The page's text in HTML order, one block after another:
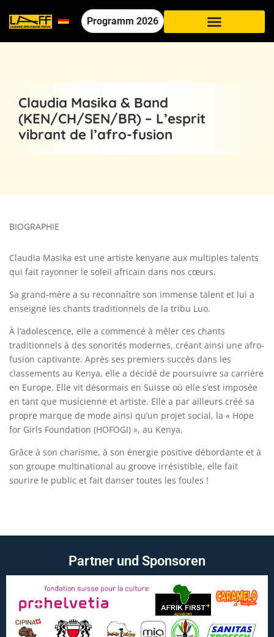
Programm 2026
Claudia Masika & Band
(KEN/CH/SEN/BR) – L’esprit
vibrant de l’afro-fusion
BIOGRAPHIE
Claudia Masika est une artiste kenyane aux multiples talents
qui fait rayonner le soleil africain dans nos cœurs.
Sa grand-mère a su reconnaître son immense talent et lui a
enseigné les chants traditionnels de la tribu Luo.
À l’adolescence, elle a commencé à mêler ces chants
traditionnels à des sonorités modernes, créant ainsi une afro-
fusion captivante. Après ses premiers succès dans les
classements au Kenya, elle a décidé de poursuivre sa carrière
en Europe. Elle vit désormais en Suisse où elle s’est imposée
en tant que musicienne et artiste. Elle a par ailleurs créé sa
propre marque de mode ainsi qu’un projet social, la « Hope
for Girls Foundation (HOFOGI) », au Kenya.
Grâce à son charisme, à son énergie positive débordante et à
son groupe multinational au groove irrésistible, elle fait
sourire le public et fait danser toutes les foules !
Partner und Sponsoren